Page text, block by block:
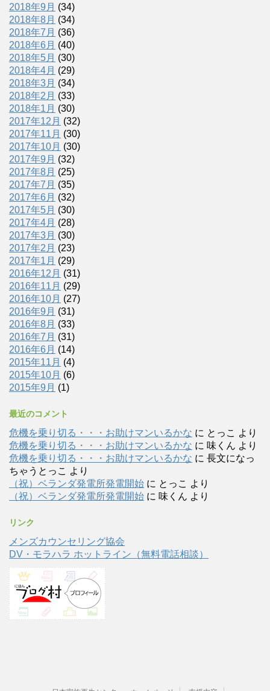
2018年9月 (34)
2018年8月 (34)
2018年7月 (36)
2018年6月 (40)
2018年5月 (30)
2018年4月 (29)
2018年3月 (34)
2018年2月 (33)
2018年1月 (30)
2017年12月 (32)
2017年11月 (30)
2017年10月 (30)
2017年9月 (32)
2017年8月 (25)
2017年7月 (35)
2017年6月 (32)
2017年5月 (30)
2017年4月 (28)
2017年3月 (30)
2017年2月 (23)
2017年1月 (29)
2016年12月 (31)
2016年11月 (29)
2016年10月 (27)
2016年9月 (31)
2016年8月 (33)
2016年7月 (31)
2016年6月 (14)
2015年11月 (4)
2015年10月 (6)
2015年9月 (1)
最近のコメント
危機を乗り切る・・・お助けマンいるかな に とっこ より
危機を乗り切る・・・お助けマンいるかな に 味くん より
危機を乗り切る・・・お助けマンいるかな に 長文になっ
ちゃうとっこ より
（祝）ベランダ発電所発電開始 に とっこ より
（祝）ベランダ発電所発電開始 に 味くん より
リンク
メンズカウンセリング協会
DV・モラハラ ホットライン（無料電話相談）